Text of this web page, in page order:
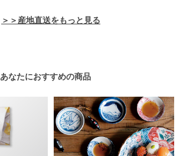
＞＞産地直送をもっと見る
あなたにおすすめの商品